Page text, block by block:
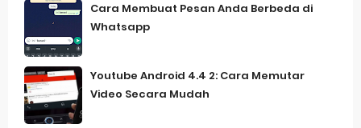
Cara Membuat Pesan Anda Berbeda di
Whatsapp
Youtube Android 4.4 2: Cara Memutar
Video Secara Mudah